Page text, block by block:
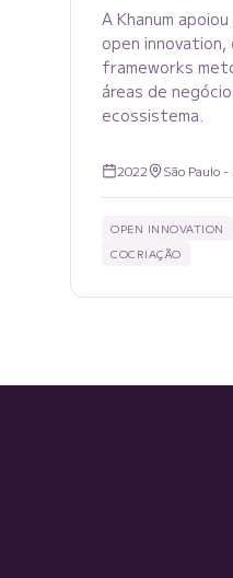
A Khanum
open
frameworks
áreas de
ecossistema.
2022 São Paulo -
OPEN INNOVATION
COCRIAÇÃO